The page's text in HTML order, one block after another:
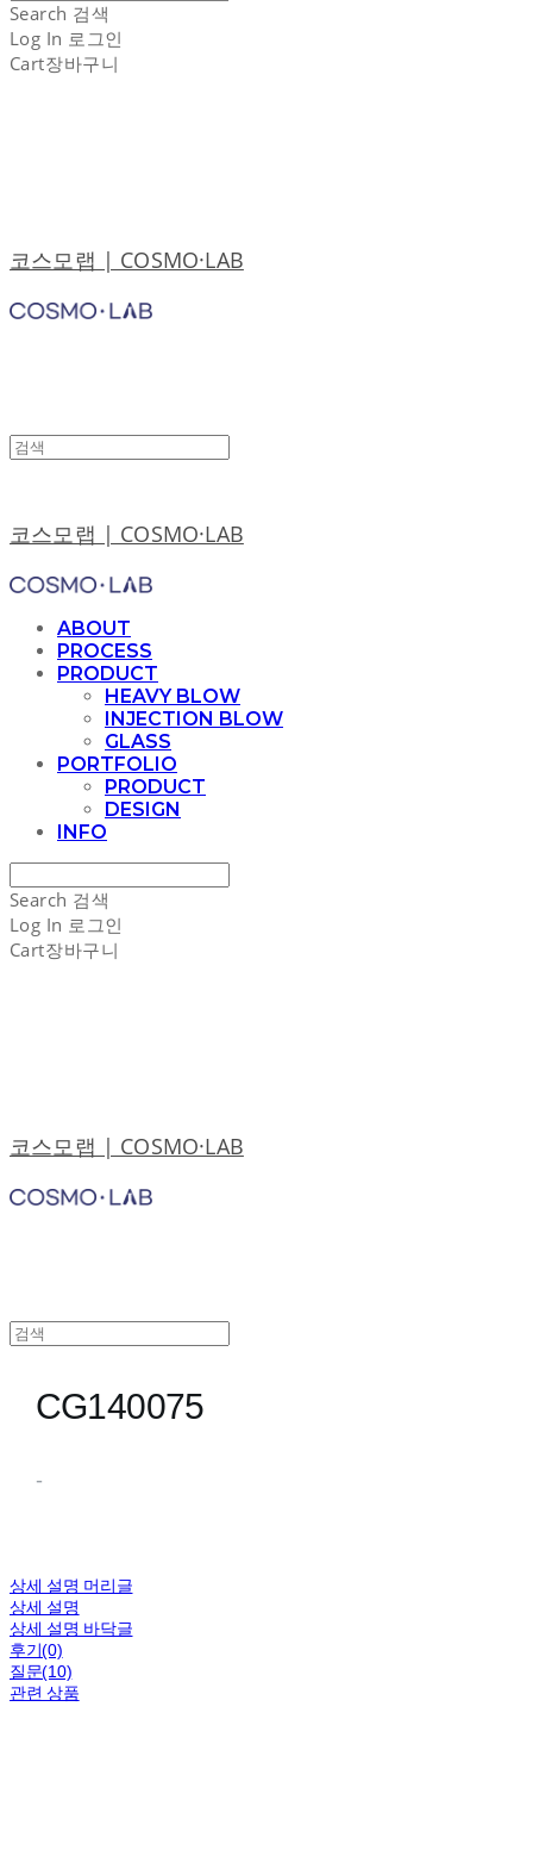
Search 검색
Log In 로그인
Cart장바구니
코스모랩 | COSMO·LAB
코스모랩 | COSMO·LAB
ABOUT
PROCESS
PRODUCT
HEAVY BLOW
INJECTION BLOW
GLASS
PORTFOLIO
PRODUCT
DESIGN
INFO
Search 검색
Log In 로그인
Cart장바구니
코스모랩 | COSMO·LAB
CG140075
-
상세 설명 머리글
상세 설명
상세 설명 바닥글
후기(0)
질문(10)
관련 상품